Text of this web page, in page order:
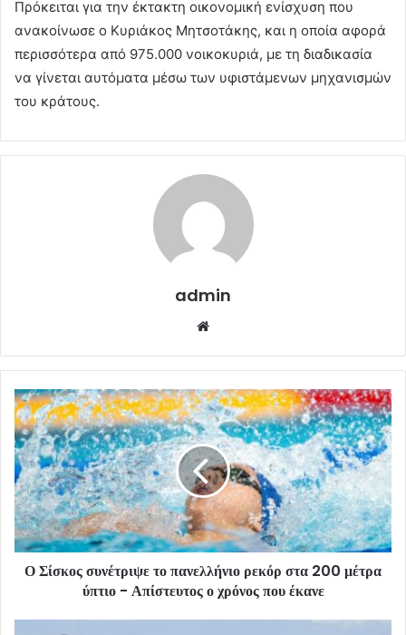
Πρόκειται για την έκτακτη οικονομική ενίσχυση που
ανακοίνωσε ο Κυριάκος Μητσοτάκης, και η οποία αφορά
περισσότερα από 975.000 νοικοκυριά, με τη διαδικασία
να γίνεται αυτόματα μέσω των υφιστάμενων μηχανισμών
του κράτους.
admin
Ο Σίσκος συνέτριψε το πανελλήνιο ρεκόρ στα 200 μέτρα
ύπτιο - Απίστευτος ο χρόνος που έκανε